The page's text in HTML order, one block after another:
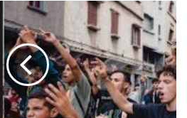
صرخة
من
جيل
xإلى
جيل
z
(
المخربين